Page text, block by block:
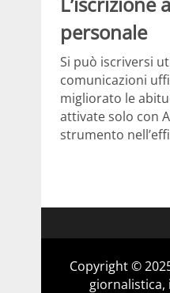
personale
Si può iscriversi
comunicazioni
migliorato le
attivate solo con
strumento
Copyright ©
giornalistica,